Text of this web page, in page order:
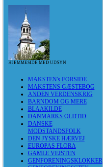
HJEMMESIDE MED UDSYN
MAKSTEN's FORSIDE
MAKSTENS GÆSTEBOG
ANDEN VERDENSKRIG
BARNDOM OG MERE
BLAAKILDE
DANMARKS OLDTID
DANSKE
MODSTANDSFOLK
DEN JYSKE HÆRVEJ
EUROPAS FLORA
GAMLE VEJSTEN
GENFORENINGSKLOKKER